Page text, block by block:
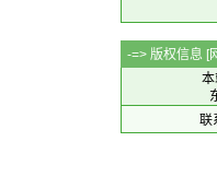
-=> 版权信息 [
本
联